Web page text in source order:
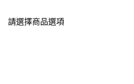
請選擇商品選項